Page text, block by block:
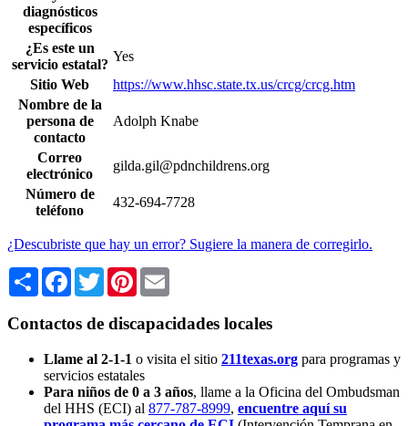
diagnósticos
específicos
¿Es este un
servicio estatal?
Yes
Sitio Web
https://www.hhsc.state.tx.us/crcg/crcg.htm
Nombre de la
persona de
contacto
Adolph Knabe
Correo
electrónico
gilda.gil@pdnchildrens.org
Número de
teléfono
432-694-7728
¿Descubriste que hay un error? Sugiere la manera de corregirlo.
Share Facebook
TwitterPinterest
Contactos de discapacidades locales
Llame al 2-1-1 o visita el sitio 211texas.org para programas y
servicios estatales
Para niños de 0 a 3 años, llame a la Oficina del Ombudsman
del HHS (ECI) al 877-787-8999, encuentre aquí su